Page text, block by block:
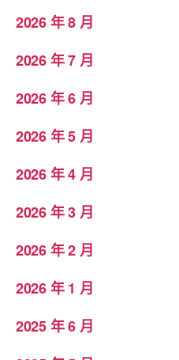
2026 年 8 月
2026 年 7 月
2026 年 6 月
2026 年 5 月
2026 年 4 月
2026 年 3 月
2026 年 2 月
2026 年 1 月
2025 年 6 月